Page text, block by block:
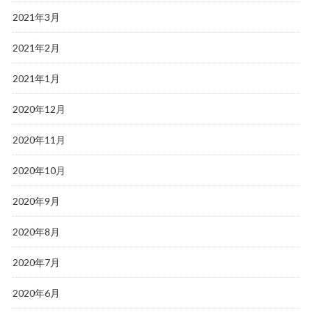
2021年3月
2021年2月
2021年1月
2020年12月
2020年11月
2020年10月
2020年9月
2020年8月
2020年7月
2020年6月